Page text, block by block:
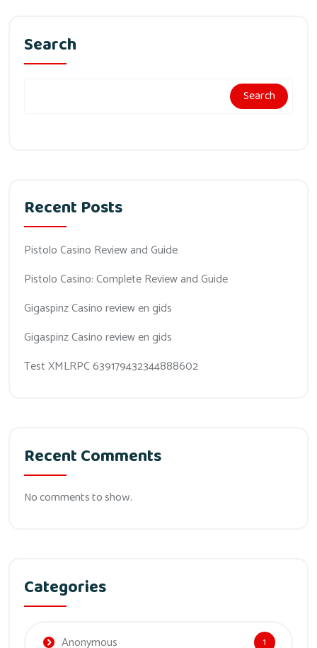
Search
Search
Recent Posts
Pistolo Casino Review and Guide
Pistolo Casino: Complete Review and Guide
Gigaspinz Casino review en gids
Gigaspinz Casino review en gids
Test XMLRPC 639179432344888602
Recent Comments
No comments to show.
Categories
Anonymous 1